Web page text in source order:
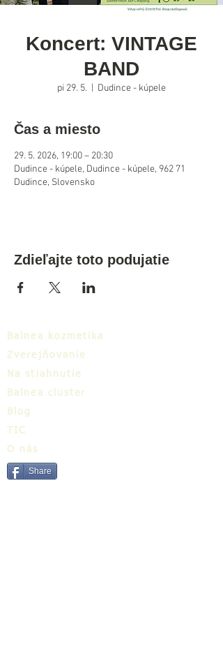
Koncert: VINTAGE
BAND
pi 29. 5. Dudince - kúpele
Čas a miesto
29. 5. 2026, 19:00 – 20:30
Dudince - kúpele, Dudince - kúpele, 962 71
Dudince, Slovensko
Zdieľajte toto podujatie
Balnea kozmetika
Zverejňovanie
Na stiahnutie
Balnea cluster
Blog
TIC
O nás
Share